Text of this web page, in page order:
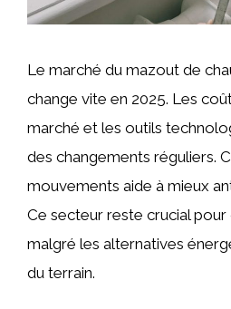
Le marché du mazout de
change vite en 2025. Les
marché et les outils
des changements réguliers.
mouvements aide à mieux
Ce secteur reste crucial
malgré les alternatives
du terrain.